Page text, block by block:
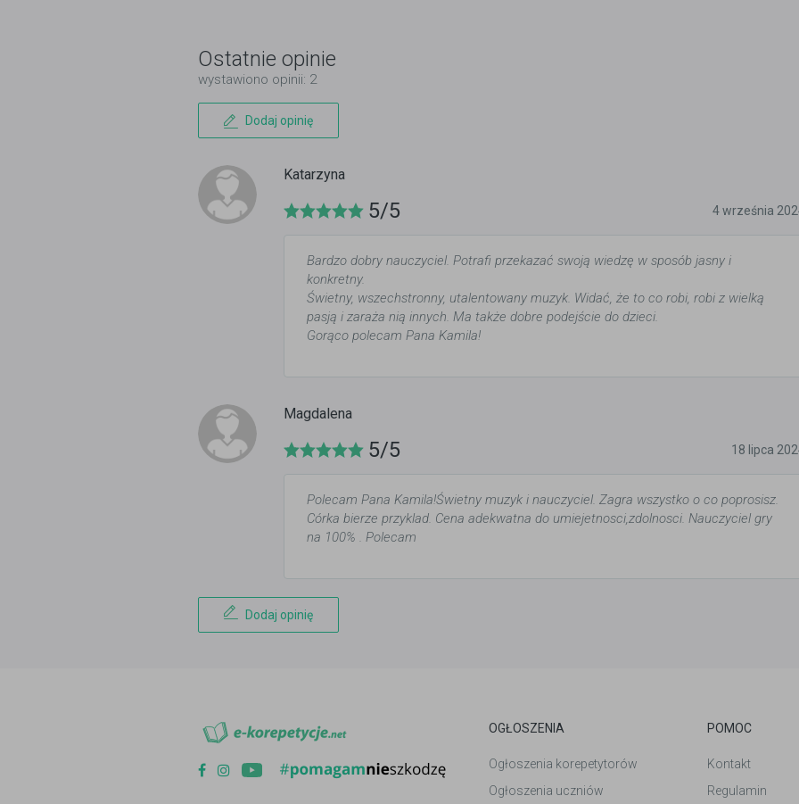
Ostatnie opinie
wystawiono opinii: 2
Dodaj opinię
Katarzyna
5/5 4 września
Bardzo dobry nauczyciel. Potrafi przekazać swoją wiedzę w sposób jasny i
konkretny.
Świetny, wszechstronny, utalentowany muzyk. Widać, że to co robi, robi z wielką
pasją i zaraża nią innych. Ma także dobre podejście do dzieci.
Gorąco polecam Pana Kamila!
Magdalena
5/5 18 lipca
Polecam Pana Kamila!Świetny muzyk i nauczyciel. Zagra wszystko o co poprosisz.
Córka bierze przyklad. Cena adekwatna do umiejetnosci,zdolnosci. Nauczyciel gry
na 100% . Polecam
Dodaj opinię
OGŁOSZENIA
Ogłoszenia korepetytorów
Ogłoszenia uczniów
POMOC
Kontakt
Regulamin